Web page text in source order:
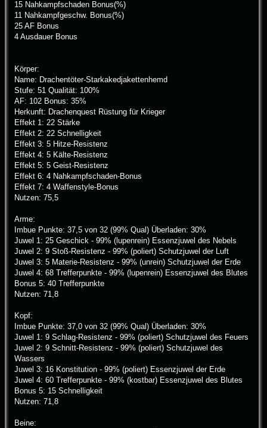
15 Nahkampfschaden Bonus(%)
11 Nahkampfgeschw. Bonus(%)
25 AF Bonus
4 Ausdauer Bonus
Körper:
Name: Drachentöter-Starkakedjakettenhemd
Stufe: 51 Qualität: 100%
AF: 102 Bonus: 35%
Herkunft: Drachenquest Rüstung für Krieger
Effekt 1: 22 Stärke
Effekt 2: 22 Schnelligkeit
Effekt 3: 5 Hitze-Resistenz
Effekt 4: 5 Kälte-Resistenz
Effekt 5: 5 Geist-Resistenz
Effekt 6: 4 Nahkampfschaden-Bonus
Effekt 7: 4 Waffenstyle-Bonus
Nutzen: 75,5
Arme:
Imbue Punkte: 37,5 von 32 (99% Qual) Überladen: 30%
Juwel 1: 25 Geschick - 99% (lupenrein) Essenzjuwel des Nebels
Juwel 2: 9 Stoß-Resistenz - 99% (poliert) Schutzjuwel der Luft
Juwel 3: 5 Materie-Resistenz - 99% (unrein) Schutzjuwel der Erde
Juwel 4: 68 Trefferpunkte - 99% (lupenrein) Essenzjuwel des Blutes
Bonus 5: 40 Trefferpunkte
Nutzen: 71,8
Kopf:
Imbue Punkte: 37,0 von 32 (99% Qual) Überladen: 30%
Juwel 1: 9 Schlag-Resistenz - 99% (poliert) Schutzjuwel des Feuers
Juwel 2: 9 Schnitt-Resistenz - 99% (poliert) Schutzjuwel des
Wassers
Juwel 3: 16 Konstitution - 99% (poliert) Essenzjuwel der Erde
Juwel 4: 60 Trefferpunkte - 99% (kostbar) Essenzjuwel des Blutes
Bonus 5: 15 Schnelligkeit
Nutzen: 71,8
Beine: